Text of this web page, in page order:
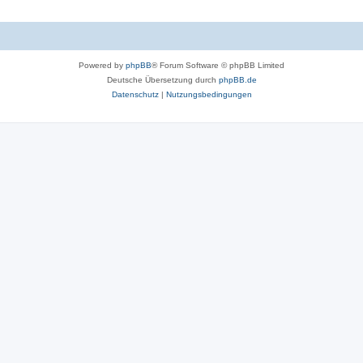
Powered by phpBB® Forum Software © phpBB Limited
Deutsche Übersetzung durch phpBB.de
Datenschutz| Nutzungsbedingungen